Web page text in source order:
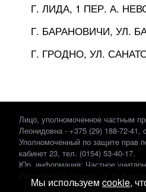
Г. ЛИДА, 1 ПЕР. А.
Г. БАРАНОВИЧИ, УЛ.
Г. ГРОДНО, УЛ.
Лицо, уполномоченное частным
Леонидовна - +375 (29) 188-72-41,
Уполномоченный по защите прав
кабинет 23, тел. (0154) 53-40-17.
Юр. информация: Частное
Республики Беларусь от 16
Мы используем cookie,